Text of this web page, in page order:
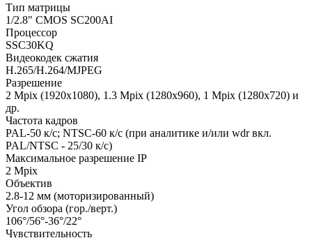
Тип матрицы
1/2.8" CMOS SC200AI
Процессор
SSC30KQ
Видеокодек сжатия
H.265/H.264/MJPEG
Разрешение
2 Mpix (1920x1080), 1.3 Mpix (1280x960), 1 Mpix (1280x720) и
др.
Частота кадров
PAL-50 к/с; NTSC-60 к/с (при аналитике и/или wdr вкл.
PAL/NTSC - 25/30 к/с)
Максимальное разрешение IP
2 Mpix
Объектив
2.8-12 мм (моторизированный)
Угол обзора (гор./верт.)
106°/56°-36°/22°
Чувствительность